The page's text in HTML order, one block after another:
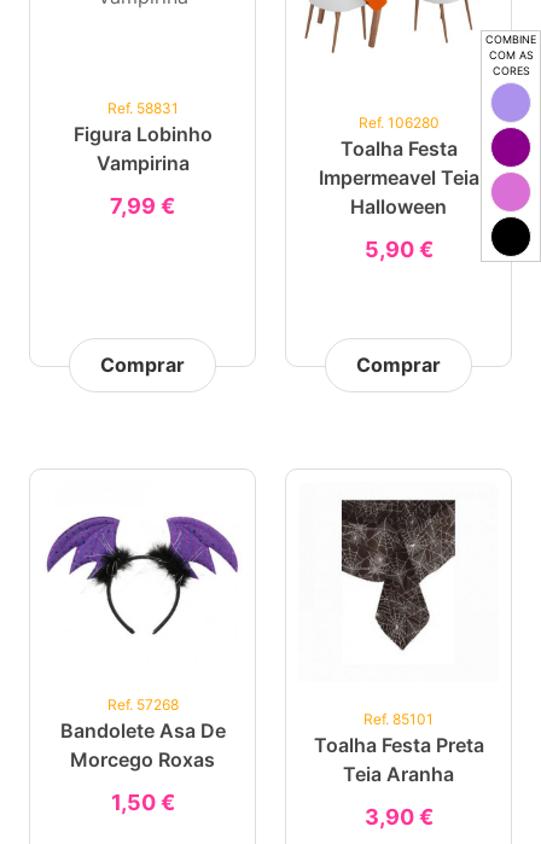
COMBINE
COM AS
CORES
Ref. 58831
Figura Lobinho
Vampirina
7,99 €
Comprar
Ref. 106280
Toalha Festa
Impermeavel Teia
Halloween
5,90 €
Comprar
Ref. 57268
Bandolete Asa De
Morcego Roxas
1,50 €
Ref. 85101
Toalha Festa Preta
Teia Aranha
3,90 €